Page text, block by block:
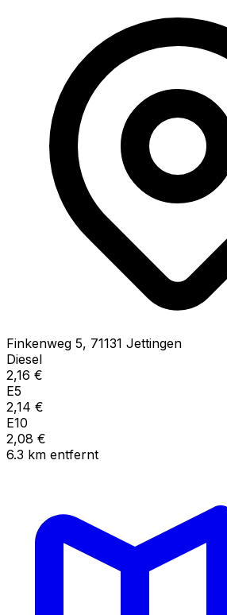
Finkenweg 5, 71131 Jettingen
Diesel
2,16 €
E5
2,14 €
E10
2,08 €
6.3 km entfernt